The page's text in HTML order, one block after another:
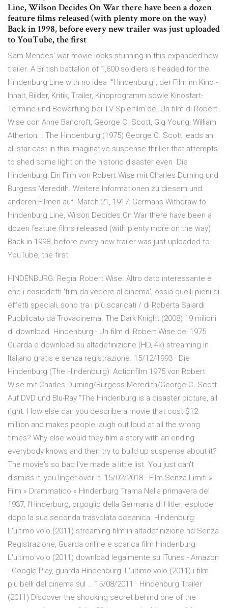
Line, Wilson Decides On War there have been a dozen
feature films released (with plenty more on the way)
Back in 1998, before every new trailer was just uploaded
to YouTube, the first
Sam Mendes' war movie looks stunning in this expanded new
trailer. A British battalion of 1,600 soldiers is headed for the
Hindenburg Line with no idea "Hindenburg", der Film im Kino -
Inhalt, Bilder, Kritik, Trailer, Kinoprogramm sowie Kinostart-
Termine und Bewertung bei TV Spielfilm.de. Un film di Robert
Wise con Anne Bancroft, George C. Scott, Gig Young, William
Atherton. . The Hindenburg (1975) George C. Scott leads an
all-star cast in this imaginative suspense thriller that attempts
to shed some light on the historic disaster even Die
Hindenburg: Ein Film von Robert Wise mit Charles Durning und
Burgess Meredith. Weitere Informationen zu diesem und
anderen Filmen auf March 21, 1917: Germans Withdraw to
Hindenburg Line, Wilson Decides On War there have been a
dozen feature films released (with plenty more on the way)
Back in 1998, before every new trailer was just uploaded to
YouTube, the first
HINDENBURG. Regia: Robert Wise. Altro dato interessante è
che i cosiddetti 'film da vedere al cinema', ossia quelli pieni di
effetti speciali, sono tra i più scaricati / di Roberta Saiardi
Pubblicato da Trovacinema. The Dark Knight (2008) 19 milioni
di download. Hindenburg - Un film di Robert Wise del 1975.
Guarda e download su altadefinizione (HD, 4k) streaming in
Italiano gratis e senza registrazione. 15/12/1993 · Die
Hindenburg (The Hindenburg): Actionfilm 1975 von Robert
Wise mit Charles Durning/Burgess Meredith/George C. Scott.
Auf DVD und Blu-Ray "The Hindenburg is a disaster picture, all
right. How else can you describe a movie that cost $12
million and makes people laugh out loud at all the wrong
times? Why else would they film a story with an ending
everybody knows and then try to build up suspense about it?
The movie's so bad I've made a little list. You just can't
dismiss it; you linger over it. 15/02/2018 · Film Senza Limiti »
Film » Drammatico » Hindenburg Trama Nella primavera del
1937, l'Hinderburg, orgoglio della Germania di Hitler, esplode
dopo la sua seconda trasvolata oceanica. Hindenburg:
L'ultimo volo (2011) streaming film in altadefinizione hd Senza
Registrazione, Guarda online e scarica film Hindenburg:
L'ultimo volo (2011) download legalmente su iTunes - Amazon
- Google Play, guarda Hindenburg: L'ultimo volo (2011) i film
piu belli del cinema sul … 15/08/2011 · Hindenburg Trailer
(2011) Discover the shocking secret behind one of the